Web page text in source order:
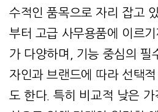
수적인 품목으로 자리 잡고
부터 고급 사무용품에 이르
가 다양하며, 기능 중심의 필
자인과 브랜드에 따라 선택적
도 한다. 특히 비교적 낮은